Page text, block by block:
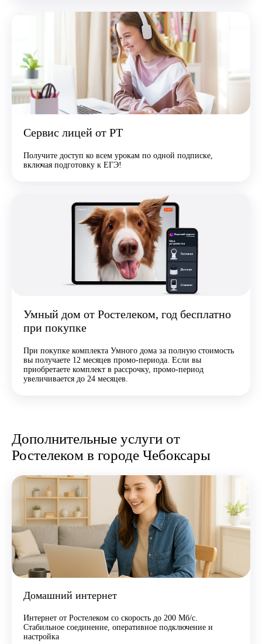
Сервис лицей от РТ
Получите доступ ко всем урокам по одной подписке,
включая подготовку к ЕГЭ!
Умный дом от Ростелеком, год бесплатно
при покупке
При покупке комплекта Умного дома за полную стоимость
вы получаете 12 месяцев промо-периода. Если вы
приобретаете комплект в рассрочку, промо-период
увеличивается до 24 месяцев.
Дополнительные услуги от
Ростелеком в городе Чебоксары
Домашний интернет
Интернет от Ростелеком со скорость до 200 Мб/с.
Стабильное соединение, оперативное подключение и
настройка